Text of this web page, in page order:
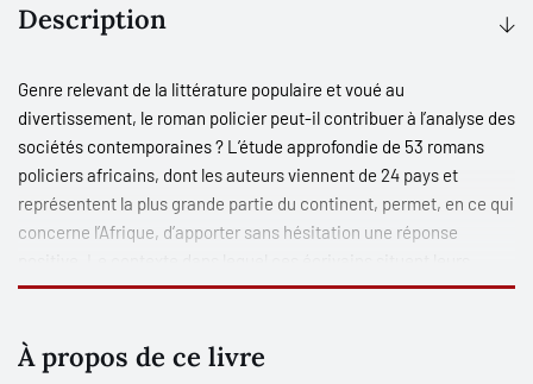
Description
Genre relevant de la littérature populaire et voué au
divertissement, le roman policier peut-il contribuer à l’analyse des
sociétés contemporaines ? L’étude approfondie de 53 romans
policiers africains, dont les auteurs viennent de 24 pays et
représentent la plus grande partie du continent, permet, en ce qui
concerne l’Afrique, d’apporter sans hésitation une réponse
fictions romanesques est en effet celui de l’Afrique
des politiques, l’affrontement de la tradition et de la modernité,
entre autres. Comme le montrent les larges extraits de leurs
À propos de ce livre